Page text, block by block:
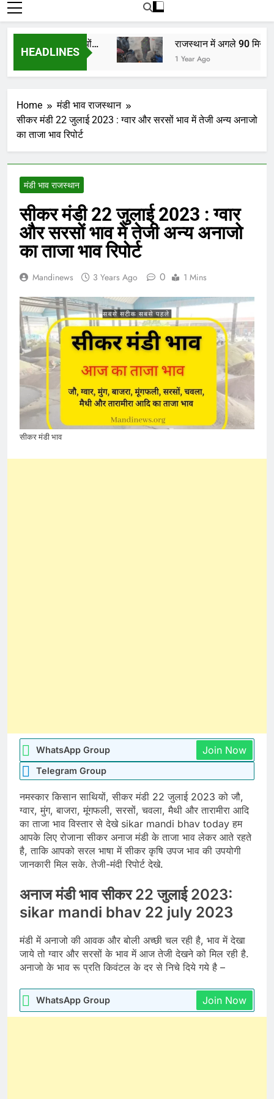
रोजाना हमारे पोर्टल Mandinews.org पर प्रदर्शित
की जाती है.
HEADLINES
राजस्थान में अगले 90 मिनट में
1 Year Ago
Home
मंडी भाव राजस्थान
सीकर मंडी 22 जुलाई 2023 : ग्वार और सरसों भाव में तेजी अन्य अनाजो
का ताजा भाव रिपोर्ट
मंडी भाव राजस्थान
सीकर मंडी 22 जुलाई 2023 : ग्वार
और सरसों भाव में तेजी अन्य अनाजो
का ताजा भाव रिपोर्ट
Mandinews 3 Years Ago 0 1 Mins
सीकर मंडी भाव
WhatsApp Group Join Now
Telegram Group
नमस्कार किसान साथियों, सीकर मंडी 22 जुलाई 2023 को जौ,
ग्वार, मुंग, बाजरा, मूंगफली, सरसों, चवला, मैथी और तारामीरा आदि
का ताजा भाव विस्तार से देखे sikar mandi bhav today हम
आपके लिए रोजाना सीकर अनाज मंडी के ताजा भाव लेकर आते रहते
है, ताकि आपको सरल भाषा में सीकर कृषि उपज भाव की उपयोगी
जानकारी मिल सके. तेजी-मंदी रिपोर्ट देखे.
अनाज मंडी भाव सीकर 22 जुलाई 2023:
sikar mandi bhav 22 july 2023
मंडी में अनाजो की आवक और बोली अच्छी चल रही है, भाव में देखा
जाये तो ग्वार और सरसों के भाव में आज तेजी देखने को मिल रही है.
अनाजो के भाव रू प्रति किवंटल के दर से निचे दिये गये है –
WhatsApp Group Join Now